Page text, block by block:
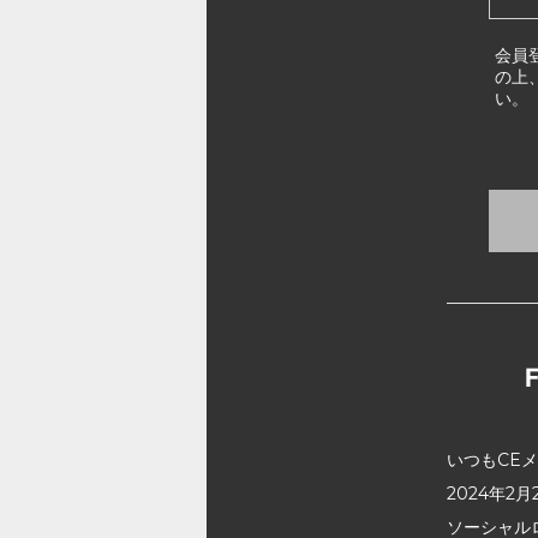
会員
の上
い。
いつもCE
2024年2月
ソーシャ